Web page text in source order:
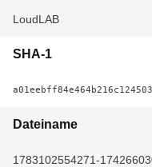
LoudLAB
SHA-1
Dateiname
1783102554271-